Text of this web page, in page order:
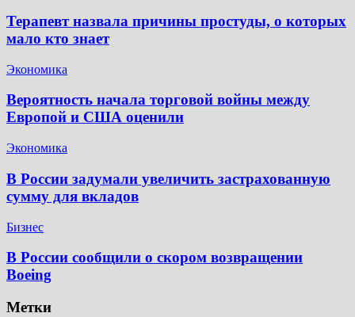
Терапевт назвала причины простуды, о которых
мало кто знает
Экономика
Вероятность начала торговой войны между
Европой и США оценили
Экономика
В России задумали увеличить застрахованную
сумму для вкладов
Бизнес
В России сообщили о скором возвращении
Boeing
Метки